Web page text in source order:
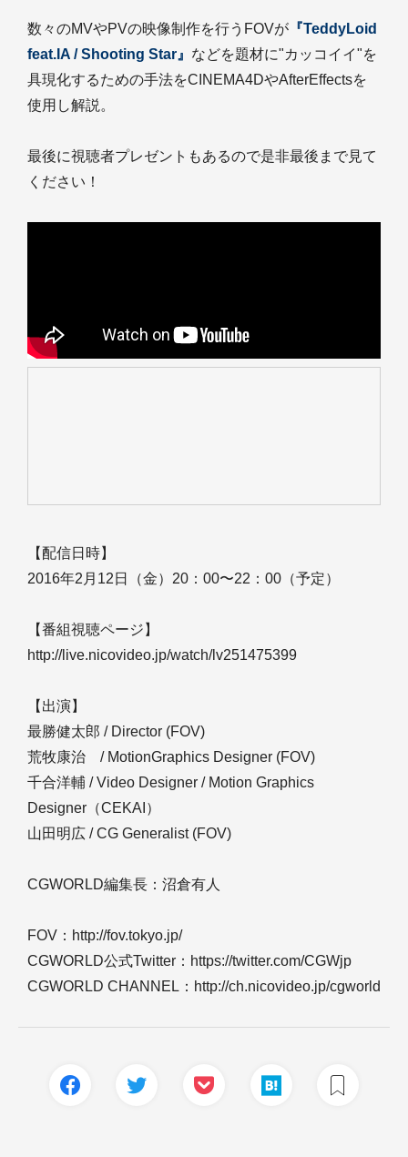
数々のMVやPVの映像制作を行うFOVが 『TeddyLoid
feat.IA / Shooting Star』 などを題材に"カッコイイ"を
具現化するための手法をCINEMA4DやAfterEffectsを
使用し解説。
最後に視聴者プレゼントもあるので是非最後まで見て
ください！
【配信日時】
2016年2月12日（金）20：00〜22：00（予定）
【番組視聴ページ】
http://live.nicovideo.jp/watch/lv251475399
【出演】
最勝健太郎 / Director (FOV)
荒牧康治 / MotionGraphics Designer (FOV)
千合洋輔 / Video Designer / Motion Graphics
Designer（CEKAI）
山田明広 / CG Generalist (FOV)
CGWORLD編集長：沼倉有人
FOV：http://fov.tokyo.jp/
CGWORLD公式Twitter：https://twitter.com/CGWjp
CGWORLD CHANNEL：http://ch.nicovideo.jp/cgworld